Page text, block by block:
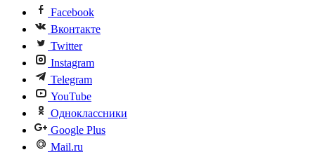
Facebook
Вконтакте
Twitter
Instagram
Telegram
YouTube
Одноклассники
Google Plus
Mail.ru